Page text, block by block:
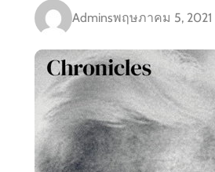
Adminsพฤษภาคม 5, 2021